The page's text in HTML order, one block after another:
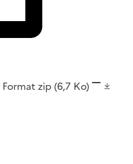
Format zip (6,7 Ko)